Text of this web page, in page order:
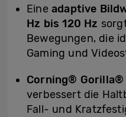
Eine adaptive
Hz bis 120 Hz
Bewegungen, die
Gaming und
Corning® Gorilla®
verbessert die
Fall- und